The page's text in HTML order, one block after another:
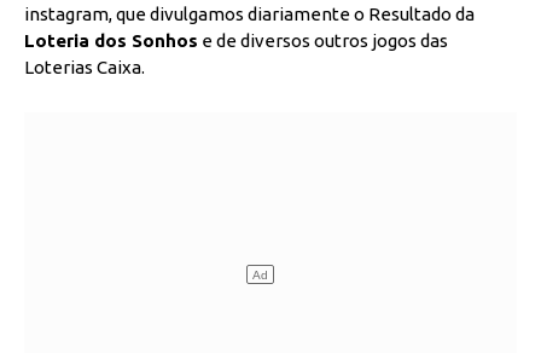
instagram, que divulgamos diariamente o Resultado da
Loteria dos Sonhos e de diversos outros jogos das
Loterias Caixa.